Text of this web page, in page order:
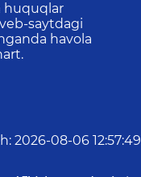
huquqlar
saytdagi
havola
: 2026-08-06 12:57:49